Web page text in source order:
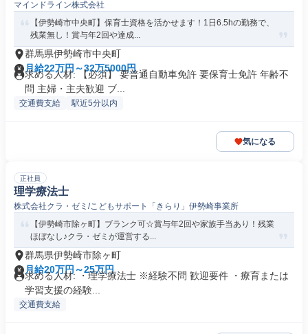
マインドライン株式会社
【伊勢崎市中央町】保育士資格を活かせます！1日6.5hの勤務で、
残業無し！賞与年2回や達成...
群馬県伊勢崎市中央町
月給22万円～32万5000円
求める人材: 【必須】 要普通自動車免許 要保育士免許 年齢不
問 主婦・主夫歓迎 ブ...
交通費支給 駅近5分以内
気になる
正社員
理学療法士
株式会社クラ・ゼミ/こどもサポート「きらり」伊勢崎事業所
【伊勢崎市除ヶ町】ブランク可☆賞与年2回や家族手当あり！残業
ほぼなし♪クラ・ゼミが運営する...
群馬県伊勢崎市除ヶ町
月給20万円～25万円
求める人材: ・理学療法士 ※経験不問 歓迎要件 ・療育または
学習支援の経験...
交通費支給